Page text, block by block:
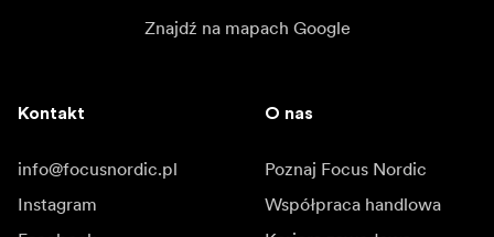
Znajdź na mapach Google
Kontakt
info@focusnordic.pl
Instagram
O nas
Poznaj Focus Nordic
Współpraca handlowa